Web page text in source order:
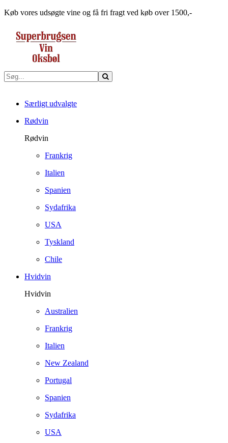
Køb vores udsøgte vine og få fri fragt ved køb over 1500,-
Særligt udvalgte
Rødvin
Rødvin
Frankrig
Italien
Spanien
Sydafrika
USA
Tyskland
Chile
Hvidvin
Hvidvin
Australien
Frankrig
Italien
New Zealand
Portugal
Spanien
Sydafrika
USA